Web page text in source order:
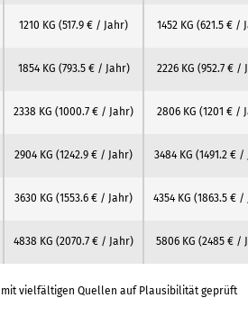
1210 KG (517.9 € / Jahr) 1452 KG (621.5 € /
1854 KG (793.5 € / Jahr) 2226 KG (952.7 € /
2338 KG (1000.7 € / Jahr) 2806 KG (1201 € /
2904 KG (1242.9 € / Jahr) 3484 KG (1491.2 € /
3630 KG (1553.6 € / Jahr) 4354 KG (1863.5 € /
4838 KG (2070.7 € / Jahr) 5806 KG (2485 € /
vielfältigen Quellen auf Plausibilität geprüft